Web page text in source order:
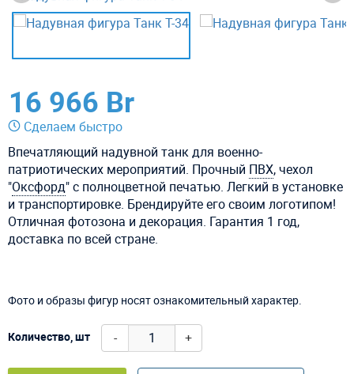
16 966 Br
Сделаем быстро
Впечатляющий надувной танк для военно-
патриотических мероприятий. Прочный ПВХ, чехол
"Оксфорд" с полноцветной печатью. Легкий в установке
и транспортировке. Брендируйте его своим логотипом!
Отличная фотозона и декорация. Гарантия 1 год,
доставка по всей стране.
Фото и образы фигур носят ознакомительный характер.
Количество, шт - +